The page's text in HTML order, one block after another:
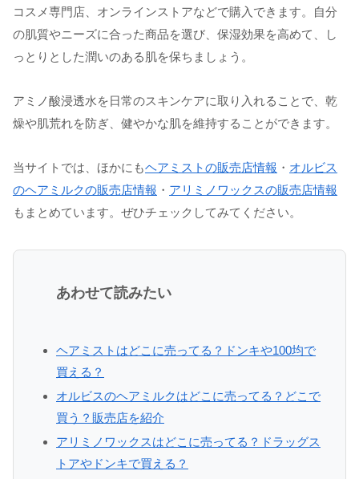
コスメ専門店、オンラインストアなどで購入できます。自分
の肌質やニーズに合った商品を選び、保湿効果を高めて、し
っとりとした潤いのある肌を保ちましょう。
アミノ酸浸透水を日常のスキンケアに取り入れることで、乾
燥や肌荒れを防ぎ、健やかな肌を維持することができます。
当サイトでは、ほかにもヘアミストの販売店情報 ・ オルビス
のヘアミルクの販売店情報 ・ アリミノワックスの販売店情報
もまとめています。ぜひチェックしてみてください。
あわせて読みたい
ヘアミストはどこに売ってる？ドンキや100均で
買える？
オルビスのヘアミルクはどこに売ってる？どこで
買う？販売店を紹介
アリミノワックスはどこに売ってる？ドラッグス
トアやドンキで買える？